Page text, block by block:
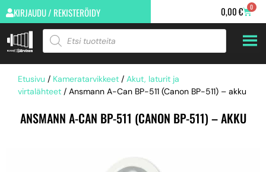
KIRJAUDU / REKISTERÖIDY 0,00€ 0
Etusivu / Kameratarvikkeet / Akut, laturit ja
virtalähteet / Ansmann A-Can BP-511 (Canon BP-511) – akku
ANSMANN A-CAN BP-511 (CANON BP-511) – AKKU